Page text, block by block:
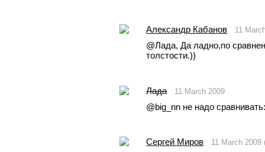
Александр Кабанов 11
@Лада, Да ладно,по
толстости.))
Лада 11 March 2009
@big_nn не надо
Сергей Миров 11 March 2009